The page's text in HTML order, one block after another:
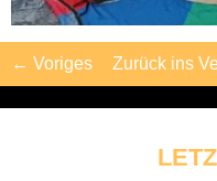
← Voriges Zurück ins